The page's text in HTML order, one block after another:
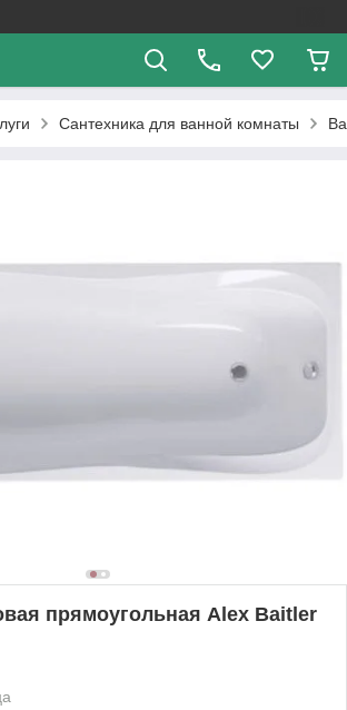
Сантехника для ванной комнаты
прямоугольная Alex Baitler